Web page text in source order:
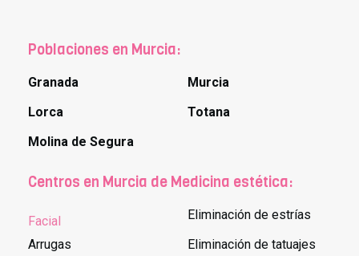
Poblaciones en Murcia:
Granada
Lorca
Molina de Segura
Murcia
Totana
Centros en Murcia de Medicina estética:
Facial
Arrugas
Eliminación de estrías
Eliminación de tatuajes